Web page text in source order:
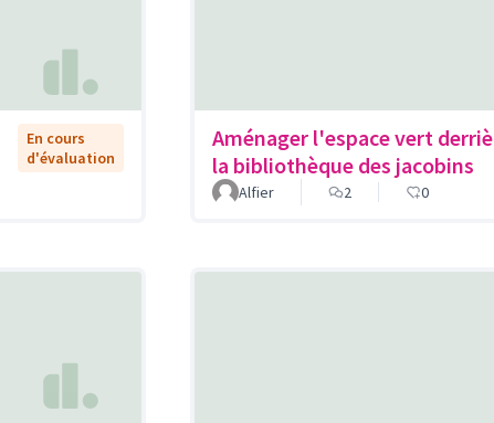
En cours
d'évaluation
Aménager l'espace vert
la bibliothèque des jacobins
Alfier 2 0